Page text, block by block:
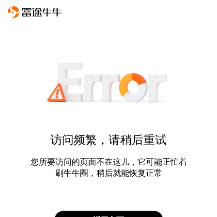
访问频繁，请稍后重试
您所要访问的页面不在这儿，它可能正忙着
刷牛牛圈，稍后就能恢复正常